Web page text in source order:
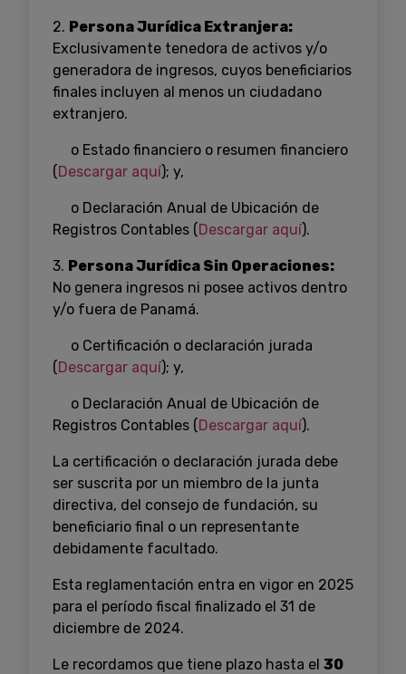
2. Persona Jurídica Extranjera:
Exclusivamente tenedora de activos y/o
generadora de ingresos, cuyos beneficiarios
finales incluyen al menos un ciudadano
extranjero.
o Estado financiero o resumen financiero
(Descargar aquí); y,
o Declaración Anual de Ubicación de
Registros Contables (Descargar aquí).
3. Persona Jurídica Sin Operaciones:
No genera ingresos ni posee activos dentro
y/o fuera de Panamá.
o Certificación o declaración jurada
(Descargar aquí); y,
o Declaración Anual de Ubicación de
Registros Contables (Descargar aquí).
La certificación o declaración jurada debe
ser suscrita por un miembro de la junta
directiva, del consejo de fundación, su
beneficiario final o un representante
debidamente facultado.
Esta reglamentación entra en vigor en 2025
para el período fiscal finalizado el 31 de
diciembre de 2024.
Le recordamos que tiene plazo hasta el 30